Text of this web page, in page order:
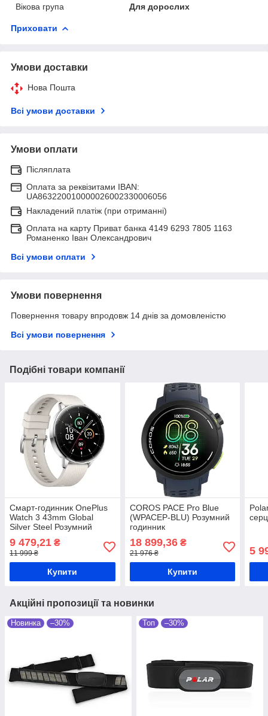
Вікова група Для дорослих
Приховати
Умови доставки
Нова Пошта
Всі умови доставки
Умови оплати
Післяплата
Оплата за реквізитами IBAN:
UA863220010000026002330006056
Накладений платіж (при отриманні)
Оплата на карту Приват банка 4149 6293 7805 1163
Романенко Іван Олександрович
Всі умови оплати
Умови повернення
Повернення товару впродовж 14 днів за домовленістю
Всі умови повернення
Подібні товари компанії
Смарт-годинник OnePlus
Watch 3 43mm Global
Silver Steel Розумний
годинник
9 479,21 ₴
11 999 ₴
Купити
COROS PACE Pro Blue
(WPACEP-BLU) Розумний
годинник
18 899,36₴
21 976 ₴
Купити
5
Акційні пропозиції та новинки
Новинка –30% Топ –30%